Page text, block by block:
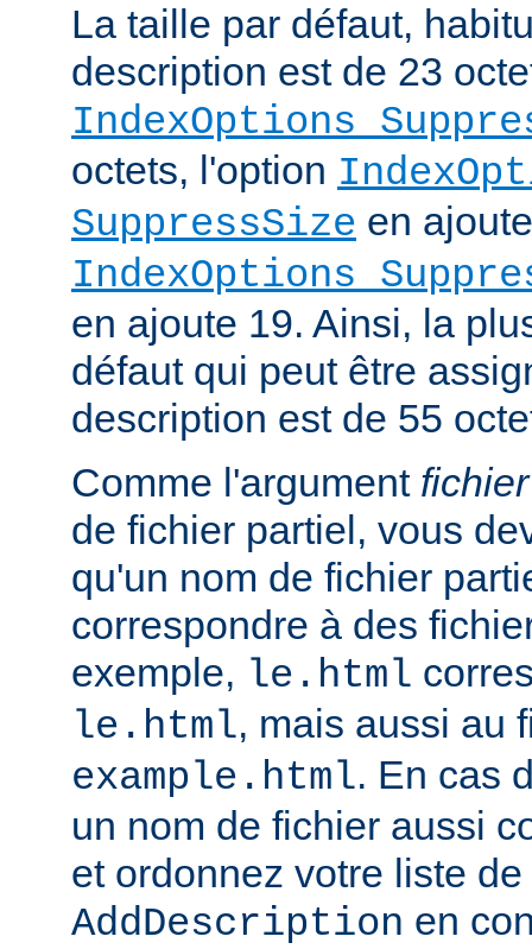
La taille par défaut,
description est de 23
IndexOptions
octets, l'option
SuppressSize en
IndexOptions
en ajoute 19. Ainsi, la
défaut qui peut être
description est de 55
Comme l'argument fichier
de fichier partiel, vous
qu'un nom de fichier
correspondre à des
exemple, le.html
le.html, mais aussi au
example.html. En cas
un nom de fichier aussi
et ordonnez votre liste
AddDescription en